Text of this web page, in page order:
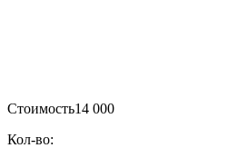
Стоимость14 000
Кол-во: